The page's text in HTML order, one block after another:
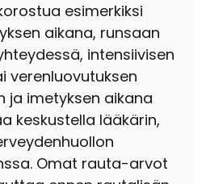
esimerkiksi
aikana, runsaan
intensiivisen
verenluovutuksen
ja imetyksen aikana
keskustella lääkärin,
Omat rauta-arvot